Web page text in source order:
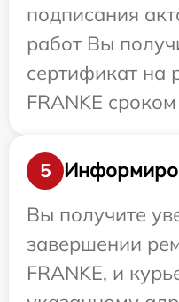
подписания
работ Вы
сертификат на
FRANKE
5
Вы получите
завершении
FRANKE, и